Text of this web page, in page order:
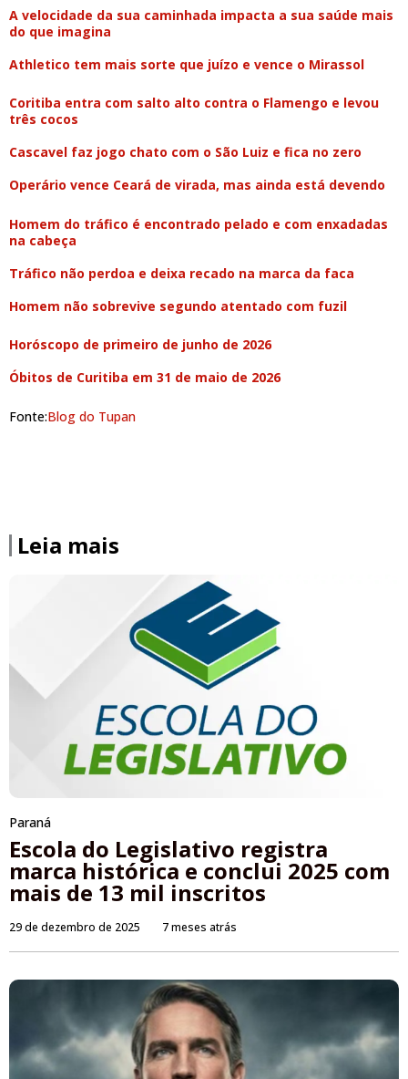
A velocidade da sua caminhada impacta a sua saúde mais
do que imagina
Athletico tem mais sorte que juízo e vence o Mirassol
Coritiba entra com salto alto contra o Flamengo e levou
três cocos
Cascavel faz jogo chato com o São Luiz e fica no zero
Operário vence Ceará de virada, mas ainda está devendo
Homem do tráfico é encontrado pelado e com enxadadas
na cabeça
Tráfico não perdoa e deixa recado na marca da faca
Homem não sobrevive segundo atentado com fuzil
Horóscopo de primeiro de junho de 2026
Óbitos de Curitiba em 31 de maio de 2026
Fonte:Blog do Tupan
Leia mais
Paraná
Escola do Legislativo registra
marca histórica e conclui 2025 com
mais de 13 mil inscritos
29 de dezembro de 2025 7 meses atrás